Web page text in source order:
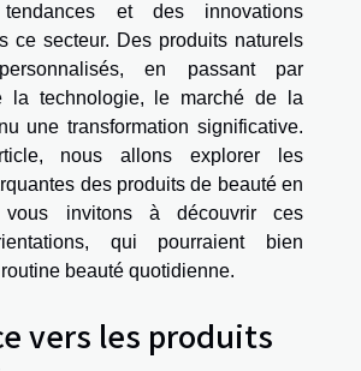
tendances et des innovations
ce secteur. Des produits naturels
en passant par
la technologie, le marché de la
une transformation significative.
nous allons explorer les
des produits de beauté en
invitons à découvrir ces
qui pourraient bien
beauté quotidienne.
vers les produits